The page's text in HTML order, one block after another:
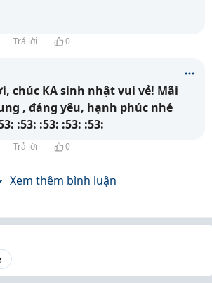
Trả lời 0
chúc KA sinh nhật vui vẻ! Mãi
, đáng yêu, hạnh phúc nhé
:53: :53: :53: :53:
Trả lời 0
Xem thêm bình luận